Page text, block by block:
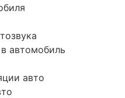
автомобиль
авто